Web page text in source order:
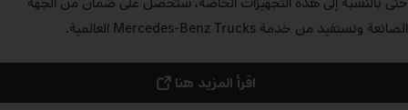
الصانعة وتستفيد من خدمة Mercedes‑Benz Trucks العالمية.
اقرأ المزيد هنا